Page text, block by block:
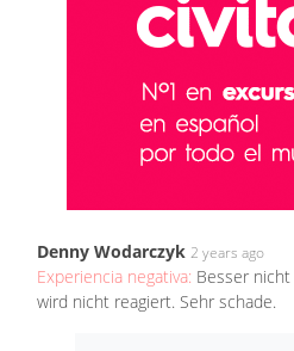
Denny Wodarczyk 2 years ago
Experiencia negativa: Besser
wird nicht reagiert. Sehr schade.